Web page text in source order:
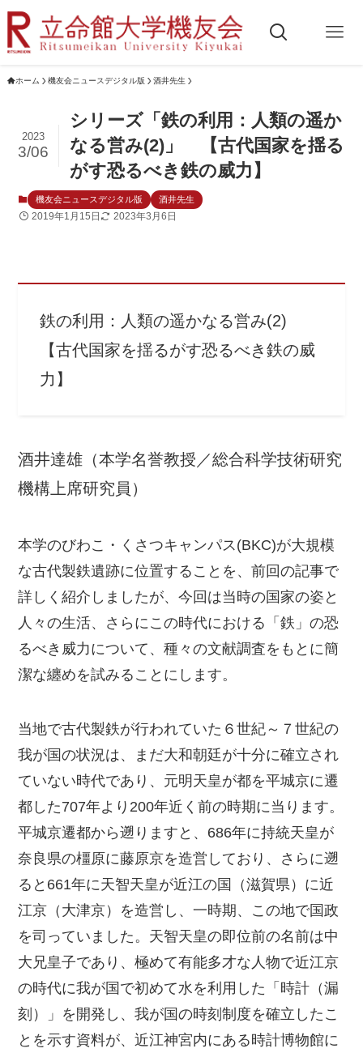
ホーム 機友会ニュースデジタル版 酒井先生
シリーズ「鉄の利用：人類の遥か
なる営み(2)」 【古代国家を揺る
がす恐るべき鉄の威力】
2023
3/06
機友会ニュースデジタル版 酒井先生
2019年1月15日 2023年3月6日
鉄の利用：人類の遥かなる営み(2)
【古代国家を揺るがす恐るべき鉄の威
力】
酒井達雄（本学名誉教授／総合科学技術研究
機構上席研究員）
本学のびわこ・くさつキャンパス(BKC)が大規模
な古代製鉄遺跡に位置することを、前回の記事で
詳しく紹介しましたが、今回は当時の国家の姿と
人々の生活、さらにこの時代における「鉄」の恐
るべき威力について、種々の文献調査をもとに簡
潔な纏めを試みることにします。
当地で古代製鉄が行われていた６世紀～７世紀の
我が国の状況は、まだ大和朝廷が十分に確立され
ていない時代であり、元明天皇が都を平城京に遷
都した707年より200年近く前の時期に当ります。
平城京遷都から遡りますと、686年に持統天皇が
奈良県の橿原に藤原京を造営しており、さらに遡
ると661年に天智天皇が近江の国（滋賀県）に近
江京（大津京）を造営し、一時期、この地で国政
を司っていました。天智天皇の即位前の名前は中
大兄皇子であり、極めて有能多才な人物で近江京
の時代に我が国で初めて水を利用した「時計（漏
刻）」を開発し、我が国の時刻制度を確立したこ
とを示す資料が、近江神宮内にある時計博物館に